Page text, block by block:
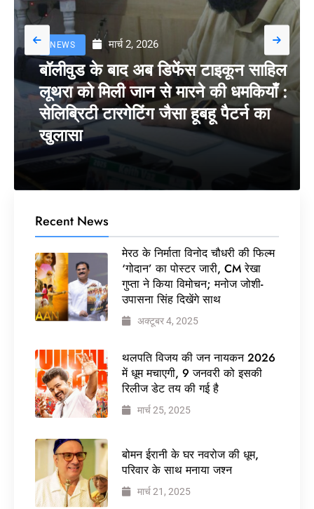
NEWS मार्च 2, 2026
बॉलीवुड के बाद अब डिफेंस टाइकून साहिल
लूथरा को मिली जान से मारने की धमकियाँ :
सेलिब्रिटी टारगेटिंग जैसा हूबहू पैटर्न का
खुलासा
Recent News
मेरठ के निर्माता विनोद चौधरी की फिल्म
‘गोदान’ का पोस्टर जारी, CM रेखा
गुप्ता ने किया विमोचन; मनोज जोशी-
उपासना सिंह दिखेंगे साथ
अक्टूबर 4, 2025
थलपति विजय की जन नायकन 2026
में धूम मचाएगी, 9 जनवरी को इसकी
रिलीज डेट तय की गई है
मार्च 25, 2025
बोमन ईरानी के घर नवरोज की धूम,
परिवार के साथ मनाया जश्न
मार्च 21, 2025